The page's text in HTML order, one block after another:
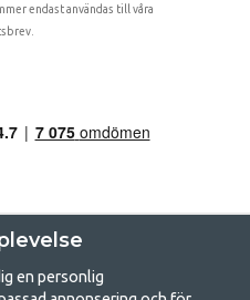
endast användas till våra
en personlig